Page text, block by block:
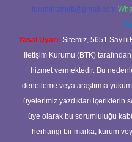
forumhizmeti@gmail.com
Yasal Uyarı: Sitemiz, 5651
İletişim Kurumu (BTK)
hizmet vermektedir. Bu
denetleme veya araştırma
üyelerimiz yazdıkları içeriklerin
üye olarak bu sorumluluğu
herhangi bir marka, kurum